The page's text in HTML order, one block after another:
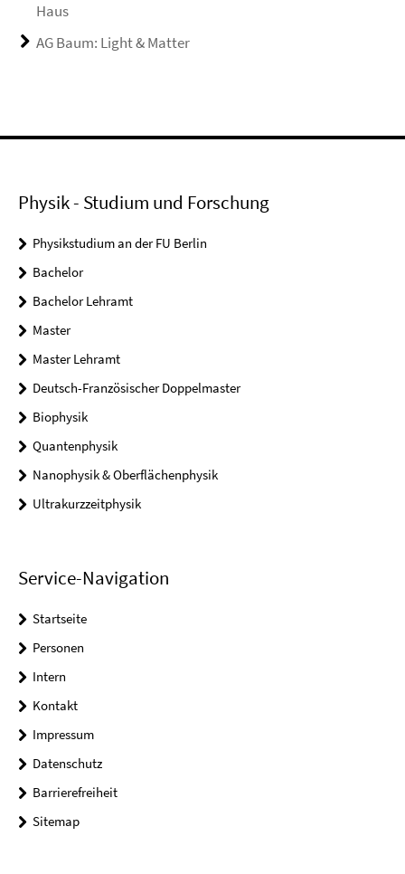
Haus
AG Baum: Light & Matter
Physik - Studium und Forschung
Physikstudium an der FU Berlin
Bachelor
Bachelor Lehramt
Master
Master Lehramt
Deutsch-Französischer Doppelmaster
Biophysik
Quantenphysik
Nanophysik & Oberflächenphysik
Ultrakurzzeitphysik
Service-Navigation
Startseite
Personen
Intern
Kontakt
Impressum
Datenschutz
Barrierefreiheit
Sitemap